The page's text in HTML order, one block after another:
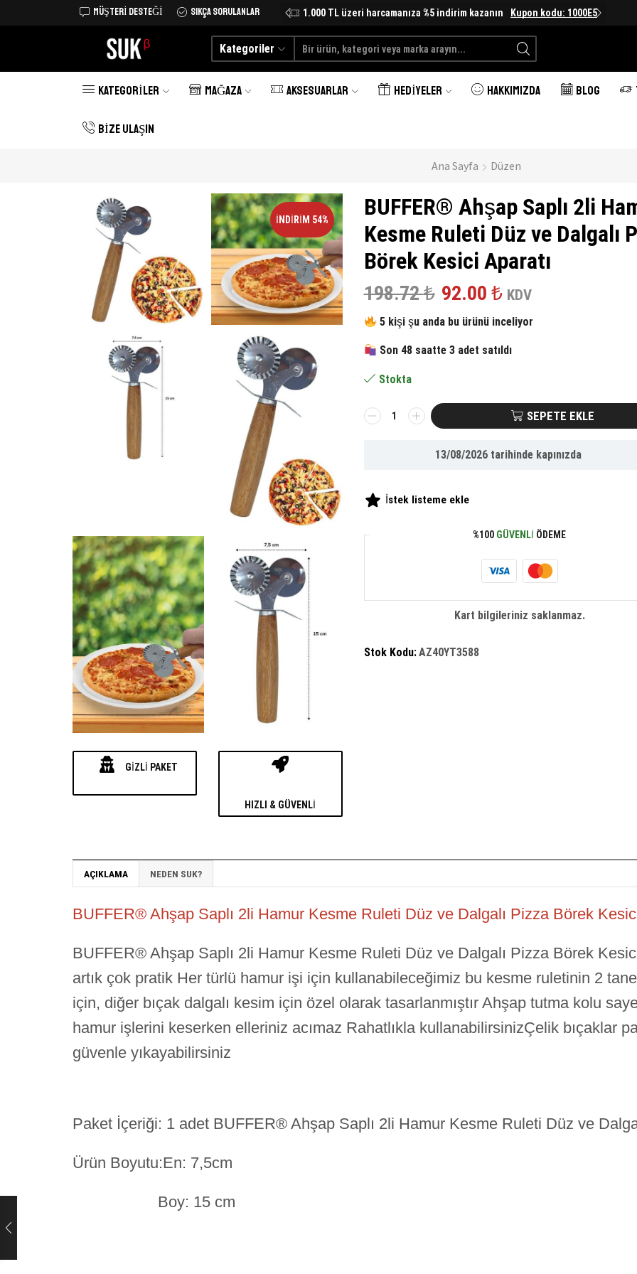
MÜŞTERI DESTEĞI SIKÇA SORULANLAR
Tüm Türkiye'ye kargo şimdi 25 TL Alışverişe Başlayın 1.000 TL üzeri harcamanıza %5 indirim kazanın Kupon kodu: 1000E5
Kategoriler
Search
KATEGORILER MAĞAZA AKSESUARLAR HEDIYELER HAKKIMIZDA BLOG
BIZE ULAŞIN
Ana Sayfa Düzen
İNDIRIM 54%
GIZLI PAKET
HIZLI & GÜVENLI
BUFFER® Ahşap Saplı 2li
Kesme Ruleti Düz ve Dalgalı
Börek Kesici Aparatı
198.72₺ Orijinal
fiyat:
198.72 ₺.
92.00 ₺Şu
andaki
fiyat:
KDV
5 kişi şu anda bu ürünü inceliyor
Son 48 saatte 3 adet satıldı
Stokta
BUFFER®
Ahşap
Kesme
Ruleti
ve
Kesici
SEPETE EKLE
13/08/2026tarihinde kapınızda
İstek listeme ekle
%100 GÜVENLI ÖDEME
Kart bilgileriniz saklanmaz.
Stok Kodu:AZ40YT3588
AÇIKLAMA NEDEN SUK?
BUFFER® Ahşap Saplı 2li Hamur Kesme Ruleti Düz ve Dalgalı Pizza Börek
BUFFER® Ahşap Saplı 2li Hamur Kesme Ruleti Düz ve Dalgalı Pizza Börek
artık çok pratik Her türlü hamur işi için kullanabileceğimiz bu kesme ruletinin 2 tane
için, diğer bıçak dalgalı kesim için özel olarak tasarlanmıştır Ahşap tutma kolu
hamur işlerini keserken elleriniz acımaz Rahatlıkla kullanabilirsinizÇelik bıçaklar
güvenle yıkayabilirsiniz
Paket İçeriği: 1 adet BUFFER® Ahşap Saplı 2li Hamur Kesme Ruleti Düz ve
Ürün Boyutu:En: 7,5cm
Boy: 15 cm